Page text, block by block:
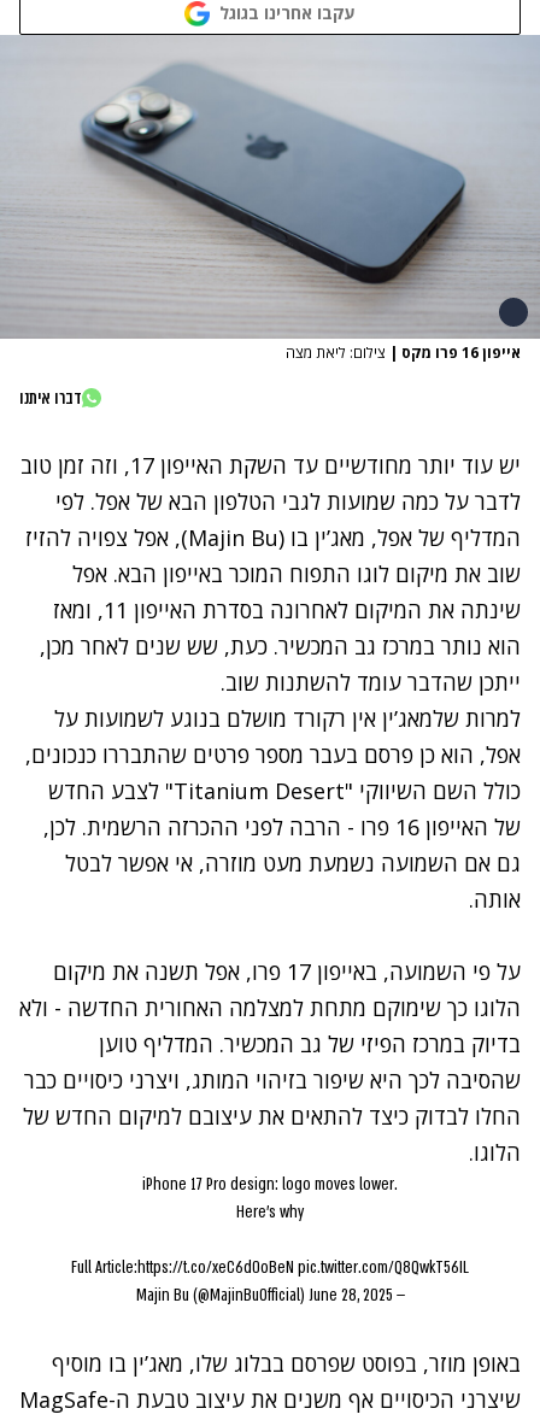
עקבו אחרינו בגוגל
אייפון 16 פרו מקס | צילום: ליאת מצה
דברו איתנו
יש עוד יותר מחודשיים עד השקת האייפון 17, וזה זמן טוב
לדבר על כמה שמועות לגבי הטלפון הבא של אפל. לפי
המדליף של אפל, מאג’ין בו (Majin Bu), אפל צפויה להזיז
שוב את מיקום לוגו התפוח המוכר באייפון הבא. אפל
שינתה את המיקום לאחרונה בסדרת האייפון 11, ומאז
הוא נותר במרכז גב המכשיר. כעת, שש שנים לאחר מכן,
ייתכן שהדבר עומד להשתנות שוב.
למרות שלמאג’ין אין רקורד מושלם בנוגע לשמועות על
אפל, הוא כן פרסם בעבר מספר פרטים שהתבררו כנכונים,
כולל השם השיווקי "Titanium Desert" לצבע החדש
של האייפון 16 פרו - הרבה לפני ההכרזה הרשמית. לכן,
גם אם השמועה נשמעת מעט מוזרה, אי אפשר לבטל
אותה.
על פי השמועה, באייפון 17 פרו, אפל תשנה את מיקום
הלוגו כך שימוקם מתחת למצלמה האחורית החדשה - ולא
בדיוק במרכז הפיזי של גב המכשיר. המדליף טוען
שהסיבה לכך היא שיפור בזיהוי המותג, ויצרני כיסויים כבר
החלו לבדוק כיצד להתאים את עיצובם למיקום החדש של
הלוגו.
iPhone 17 Pro design: logo moves lower.
Here's why
Full Article:https://t.co/xeC6d0oBeN pic.twitter.com/Q8QwkT56IL
— Majin Bu (@MajinBuOfficial)
June 28, 2025
באופן מוזר, בפוסט שפרסם בבלוג שלו, מאג’ין בו מוסיף
שיצרני הכיסויים אף משנים את עיצוב טבעת ה-MagSafe